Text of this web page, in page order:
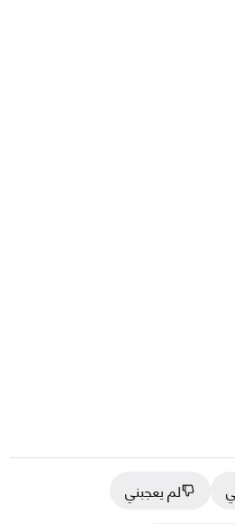
لم يعجبني